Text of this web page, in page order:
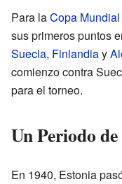
Para laCopa
sus primeros puntos
Suecia, Finlandiay
comienzo contra
para el torneo.
Un Periodo
En 1940, Estonia